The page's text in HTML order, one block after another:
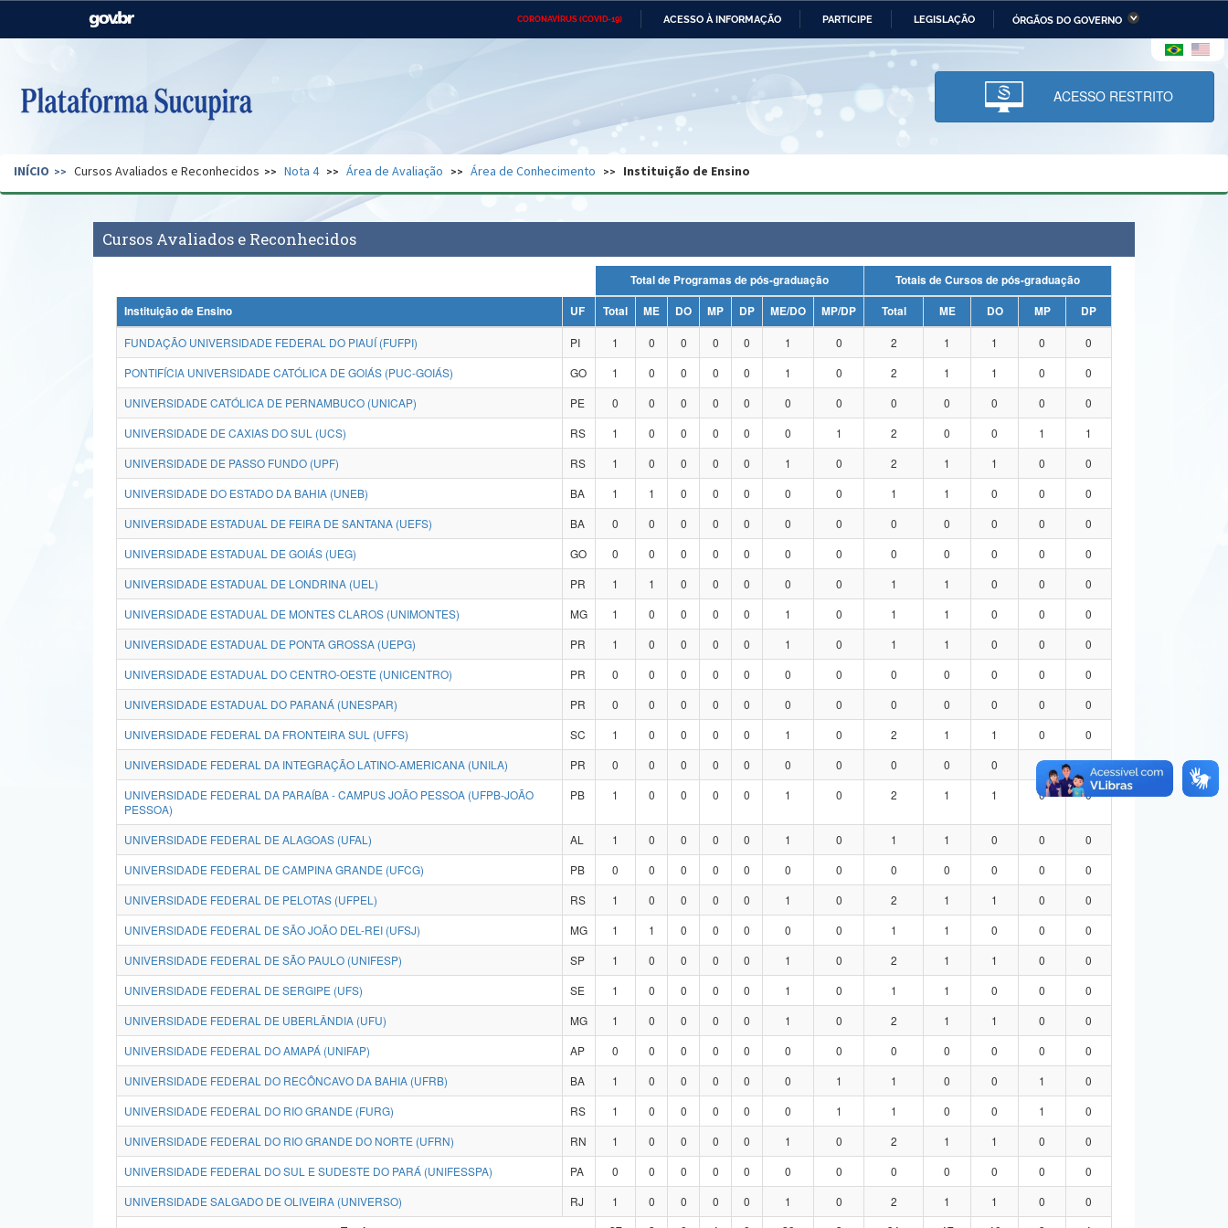
CORONAVÍRUS (COVID-19) ACESSO À INFORMAÇÃO PARTICIPE LEGISLAÇÃO ÓRGÃOS DO GOVERNO
Casa Civil Ministério das Relações Ministério da Economia Ministério da Infraestrutura
Pecuária e Abastecimento
Ministério da Ciência,
Tecnologia, Inovações e
Comunicações
Ministério do Desenvolvimento
Regional e dos Direitos Humanos
Secretaria de Governo Gabinete de Segurança Advocacia-Geral da União Banco Central do Brasil Planalto
ACESSO RESTRITO
INÍCIO Cursos Avaliados e Reconhecidos Nota 4 Área de Avaliação Área de Conhecimento Instituição de Ensino
Cursos Avaliados e Reconhecidos
Total de Programas de pós-graduação
Totais de Cursos de pós-graduação
Instituição de Ensino
UF Total ME DO MP DP ME/DO MP/DP Total ME DO MP
DP
FUNDAÇÃO UNIVERSIDADE FEDERAL DO PIAUÍ (FUFPI)
PI 1 0 0 0 0 1 0 2 1 1 0
0
PONTIFÍCIA UNIVERSIDADE CATÓLICA DE GOIÁS (PUC-GOIÁS)
GO 1 0 0 0 0 1 0 2 1 1 0
0
UNIVERSIDADE CATÓLICA DE PERNAMBUCO (UNICAP)
PE 0 0 0 0 0 0 0 0 0 0 0
0
UNIVERSIDADE DE CAXIAS DO SUL (UCS)
RS 1 0 0 0 0 0 1 2 0 0 1
1
UNIVERSIDADE DE PASSO FUNDO (UPF)
RS 1 0 0 0 0 1 0 2 1 1 0
0
UNIVERSIDADE DO ESTADO DA BAHIA (UNEB)
BA 1 1 0 0 0 0 0 1 1 0 0
0
UNIVERSIDADE ESTADUAL DE FEIRA DE SANTANA (UEFS)
BA 0 0 0 0 0 0 0 0 0 0 0
0
UNIVERSIDADE ESTADUAL DE GOIÁS (UEG)
GO 0 0 0 0 0 0 0 0 0 0 0
0
UNIVERSIDADE ESTADUAL DE LONDRINA (UEL)
PR 1 1 0 0 0 0 0 1 1 0 0
0
UNIVERSIDADE ESTADUAL DE MONTES CLAROS (UNIMONTES)
MG 1 0 0 0 0 1 0 1 1 0 0
0
UNIVERSIDADE ESTADUAL DE PONTA GROSSA (UEPG)
PR 1 0 0 0 0 1 0 1 1 0 0
0
UNIVERSIDADE ESTADUAL DO CENTRO-OESTE (UNICENTRO)
PR 0 0 0 0 0 0 0 0 0 0 0
0
UNIVERSIDADE ESTADUAL DO PARANÁ (UNESPAR)
PR 0 0 0 0 0 0 0 0 0 0 0
0
UNIVERSIDADE FEDERAL DA FRONTEIRA SUL (UFFS)
SC 1 0 0 0 0 1 0 2 1 1 0
0
UNIVERSIDADE FEDERAL DA INTEGRAÇÃO LATINO-AMERICANA (UNILA)
PR 0 0 0 0 0 0 0 0 0 0 0
0
UNIVERSIDADE FEDERAL DA PARAÍBA - CAMPUS JOÃO PESSOA (UFPB-JOÃO
PESSOA)
PB 1 0 0 0 0 1 0 2 1 1 0 0
UNIVERSIDADE FEDERAL DE ALAGOAS (UFAL) AL 1 0 0 0 0 1 0 1 1 0 0
0
UNIVERSIDADE FEDERAL DE CAMPINA GRANDE (UFCG)
PB 0 0 0 0 0 0 0 0 0 0 0
0
UNIVERSIDADE FEDERAL DE PELOTAS (UFPEL)
RS 1 0 0 0 0 1 0 2 1 1 0
0
UNIVERSIDADE FEDERAL DE SÃO JOÃO DEL-REI (UFSJ)
MG 1 1 0 0 0 0 0 1 1 0 0
0
UNIVERSIDADE FEDERAL DE SÃO PAULO (UNIFESP)
SP 1 0 0 0 0 1 0 2 1 1 0
0
UNIVERSIDADE FEDERAL DE SERGIPE (UFS)
SE 1 0 0 0 0 1 0 1 1 0 0
0
UNIVERSIDADE FEDERAL DE UBERLÂNDIA (UFU)
MG 1 0 0 0 0 1 0 2 1 1 0
0
UNIVERSIDADE FEDERAL DO AMAPÁ (UNIFAP)
AP 0 0 0 0 0 0 0 0 0 0 0
0
UNIVERSIDADE FEDERAL DO RECÔNCAVO DA BAHIA (UFRB)
BA 1 0 0 0 0 0 1 1 0 0 1
0
UNIVERSIDADE FEDERAL DO RIO GRANDE (FURG)
RS 1 0 0 0 0 0 1 1 0 0 1
0
UNIVERSIDADE FEDERAL DO RIO GRANDE DO NORTE (UFRN)
RN 1 0 0 0 0 1 0 2 1 1 0
0
UNIVERSIDADE FEDERAL DO SUL E SUDESTE DO PARÁ (UNIFESSPA)
PA 0 0 0 0 0 0 0 0 0 0 0
0
UNIVERSIDADE SALGADO DE OLIVEIRA (UNIVERSO)
RJ 1 0 0 0 0 1 0 2 1 1 0
0